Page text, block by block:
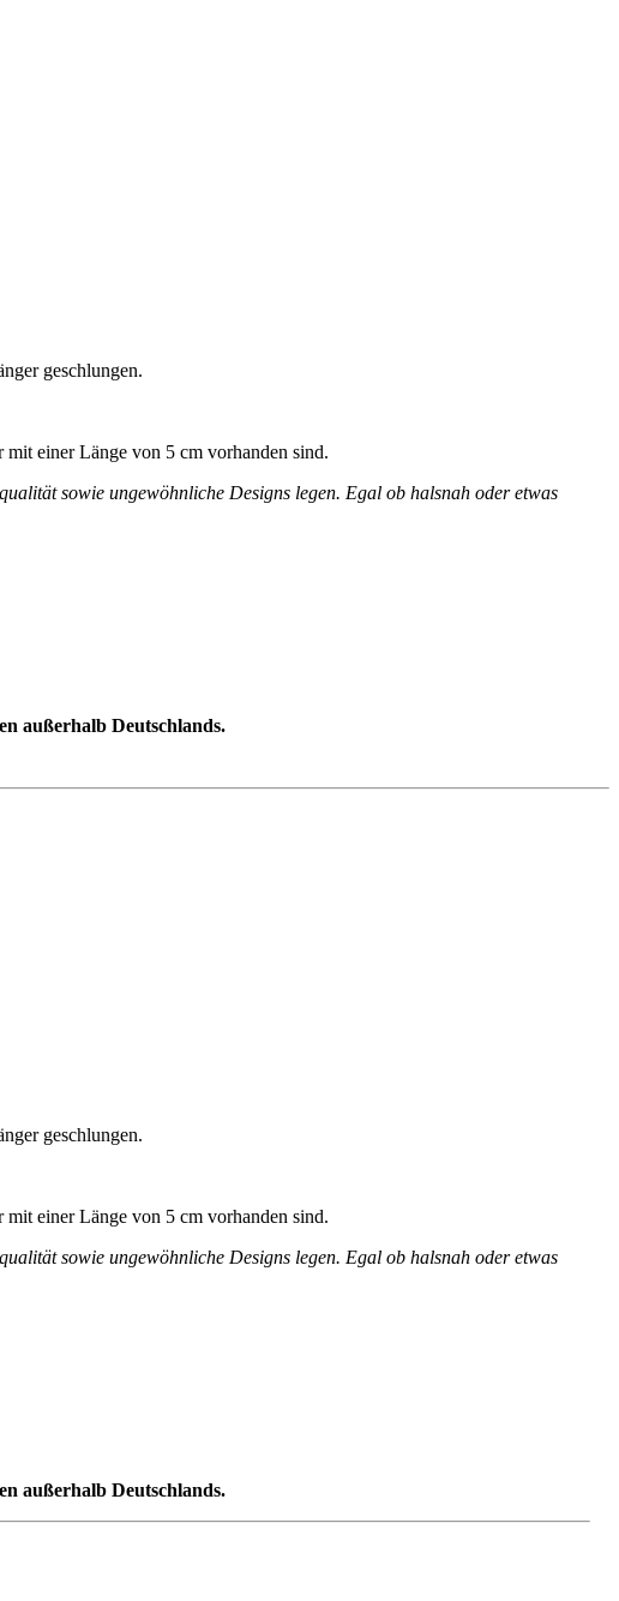
geschlungen.
einer Länge von 5 cm vorhanden sind.
sowie ungewöhnliche Designs legen. Egal ob halsnah oder etwas
außerhalb Deutschlands.
geschlungen.
einer Länge von 5 cm vorhanden sind.
sowie ungewöhnliche Designs legen. Egal ob halsnah oder etwas
außerhalb Deutschlands.